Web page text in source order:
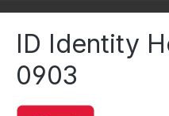
ID Identity
0903